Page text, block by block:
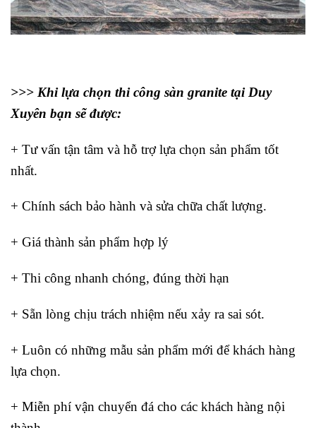
>>> Khi lựa chọn thi công sàn granite tại Duy
Xuyên bạn sẽ được:
+ Tư vấn tận tâm và hỗ trợ lựa chọn sản phẩm tốt
nhất.
+ Chính sách bảo hành và sửa chữa chất lượng.
+ Giá thành sản phẩm hợp lý
+ Thi công nhanh chóng, đúng thời hạn
+ Sẵn lòng chịu trách nhiệm nếu xảy ra sai sót.
+ Luôn có những mẫu sản phẩm mới để khách hàng
lựa chọn.
+ Miễn phí vận chuyển đá cho các khách hàng nội